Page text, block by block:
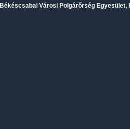
Békéscsabai Városi Polgárőrség Egyesület,